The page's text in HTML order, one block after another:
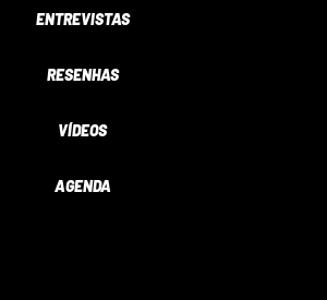
ENTREVISTAS
RESENHAS
VÍDEOS
AGENDA